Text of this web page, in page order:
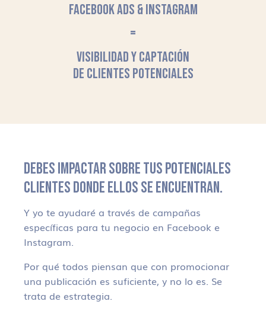
FACEBOOK ADS & INSTAGRAM
=
VISIBILIDAD Y CAPTACIÓN
DE CLIENTES POTENCIALES
DEBES IMPACTAR SOBRE TUS POTENCIALES
CLIENTES DONDE ELLOS SE ENCUENTRAN.
Y yo te ayudaré a través de campañas
específicas para tu negocio en Facebook e
Instagram.
Por qué todos piensan que con promocionar
una publicación es suficiente, y no lo es. Se
trata de estrategia.